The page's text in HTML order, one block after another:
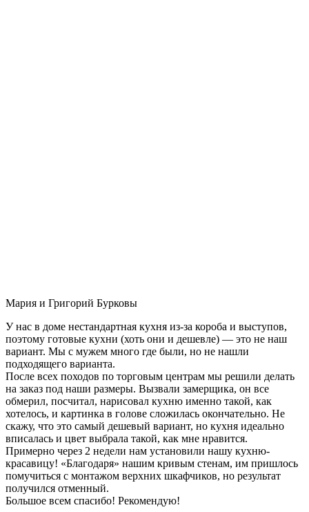
Мария и Григорий Бурковы
У нас в доме нестандартная кухня из-за короба и выступов,
поэтому готовые кухни (хоть они и дешевле) — это не наш
вариант. Мы с мужем много где были, но не нашли
подходящего варианта.
После всех походов по торговым центрам мы решили делать
на заказ под наши размеры. Вызвали замерщика, он все
обмерил, посчитал, нарисовал кухню именно такой, как
хотелось, и картинка в голове сложилась окончательно. Не
скажу, что это самый дешевый вариант, но кухня идеально
вписалась и цвет выбрала такой, как мне нравится.
Примерно через 2 недели нам установили нашу кухню-
красавицу! «Благодаря» нашим кривым стенам, им пришлось
помучиться с монтажом верхних шкафчиков, но результат
получился отменный.
Большое всем спасибо! Рекомендую!